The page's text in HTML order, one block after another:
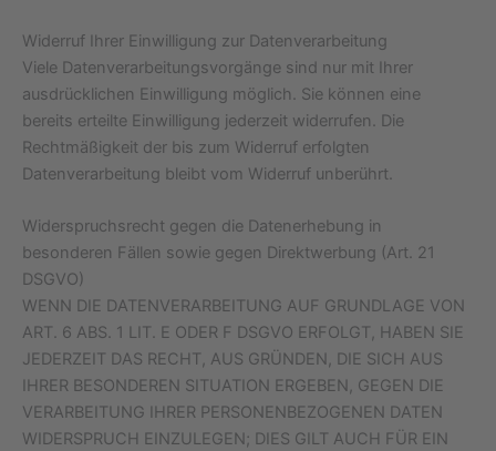
Widerruf Ihrer Einwilligung zur Datenverarbeitung
Viele Datenverarbeitungsvorgänge sind nur mit Ihrer
ausdrücklichen Einwilligung möglich. Sie können eine
bereits erteilte Einwilligung jederzeit widerrufen. Die
Rechtmäßigkeit der bis zum Widerruf erfolgten
Datenverarbeitung bleibt vom Widerruf unberührt.
Widerspruchsrecht gegen die Datenerhebung in
besonderen Fällen sowie gegen Direktwerbung (Art. 21
DSGVO)
WENN DIE DATENVERARBEITUNG AUF GRUNDLAGE VON
ART. 6 ABS. 1 LIT. E ODER F DSGVO ERFOLGT, HABEN SIE
JEDERZEIT DAS RECHT, AUS GRÜNDEN, DIE SICH AUS
IHRER BESONDEREN SITUATION ERGEBEN, GEGEN DIE
VERARBEITUNG IHRER PERSONENBEZOGENEN DATEN
WIDERSPRUCH EINZULEGEN; DIES GILT AUCH FÜR EIN